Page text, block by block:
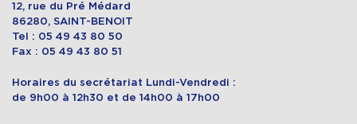
12, rue du Pré Médard
86280, SAINT-BENOIT
Tel : 05 49 43 80 50
Fax : 05 49 43 80 51
Horaires du secrétariat Lundi-Vendredi :
de 9h00 à 12h30 et de 14h00 à 17h00